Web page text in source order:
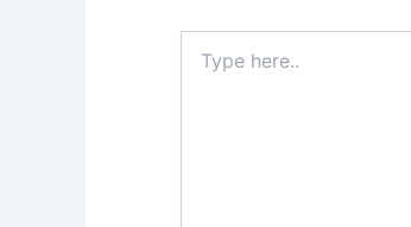
here..